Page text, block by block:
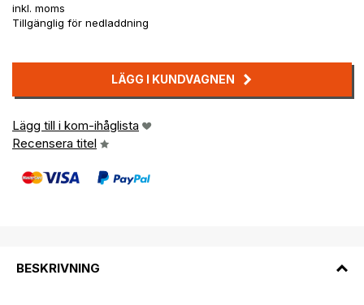
inkl. moms
Tillgänglig för nedladdning
LÄGG I KUNDVAGNEN
Lägg till i kom-ihåglista
Recensera titel
BESKRIVNING